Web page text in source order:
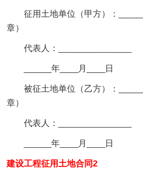
征用土地单位（甲方）：
章）
代表人：________________
______年____月____日
被征土地单位（乙方）：
章）
代表人：________________
______年____月____日
建设工程征用土地合同2